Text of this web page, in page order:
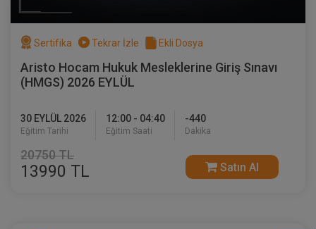
Sertifika Tekrar İzle Ekli Dosya
Aristo Hocam Hukuk Mesleklerine Giriş Sınavı
(HMGS) 2026 EYLÜL
30 EYLÜL 2026
Eğitim Tarihi
12:00 - 04:40
Eğitim Saati
-440
Dakika
20750 TL
13990 TL Satın Al